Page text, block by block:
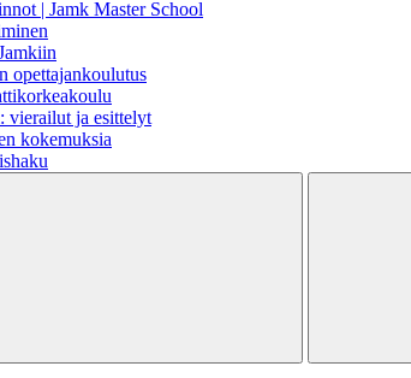
| Jamk Master School
opettajankoulutus
vierailut ja esittelyt
kokemuksia